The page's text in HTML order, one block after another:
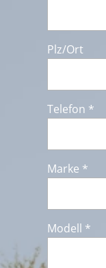
Plz/Ort
Telefon *
Marke *
Modell *